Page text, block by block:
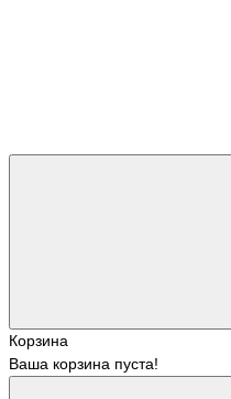
Корзина
Ваша корзина пуста!